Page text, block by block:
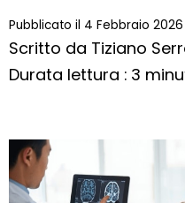
Pubblicato il 4 Febbraio 2026
Scritto da Tiziano
Durata lettura : 3